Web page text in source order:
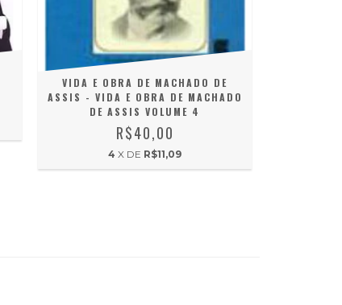
VIDA E OBRA DE MACHADO DE
ASSIS - VIDA E OBRA DE MACHADO
DE ASSIS VOLUME 4
R$40,00
4 X DE R$11,09